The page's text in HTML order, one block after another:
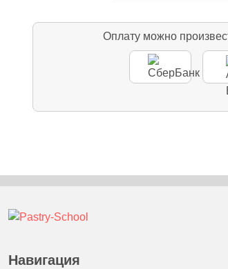
Оплату можно
Навигация